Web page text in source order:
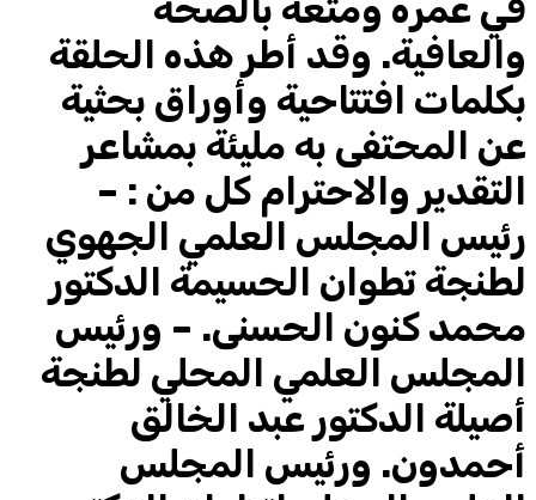
في عمره ومتعه بالصحة
والعافية. وقد أطر هذه الحلقة
بكلمات افتتاحية وأوراق بحثية
عن المحتفى به مليئة بمشاعر
التقدير والاحترام كل من : –
رئيس المجلس العلمي الجهوي
لطنجة تطوان الحسيمة الدكتور
محمد كنون الحسنى. – ورئيس
المجلس العلمي المحلي لطنجة
أصيلة الدكتور عبد الخالق
أحمدون. ورئيس المجلس